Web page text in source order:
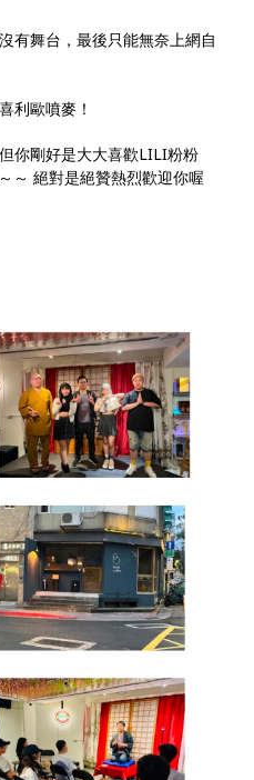
有舞台，最後只能無奈上網自
利歐噴麥！
你剛好是大大喜歡LILI粉粉
～ 絕對是絕贊熱烈歡迎你喔